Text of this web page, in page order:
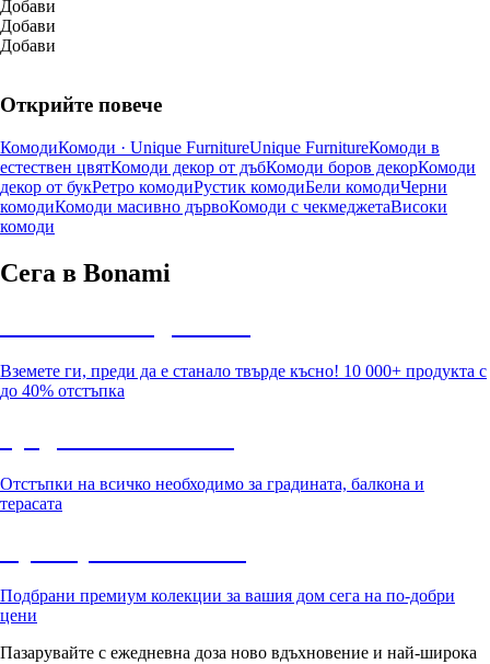
Добави
Добави
Добави
Открийте повече
КомодиКомоди · Unique FurnitureUnique FurnitureКомоди в
естествен цвятКомоди декор от дъбКомоди боров декорКомоди
декор от букРетро комодиРустик комодиБели комодиЧерни
комодиКомоди масивно дървоКомоди с чекмеджетаВисоки
комоди
Сега в Bonami
Вземете ги, преди да е станало твърде късно! 10 000+ продукта с
до 40% отстъпка
Отстъпки на всичко необходимо за градината, балкона и
терасата
Подбрани премиум колекции за вашия дом сега на по-добри
цени
Пазарувайте с ежедневна доза ново вдъхновение и най-широка